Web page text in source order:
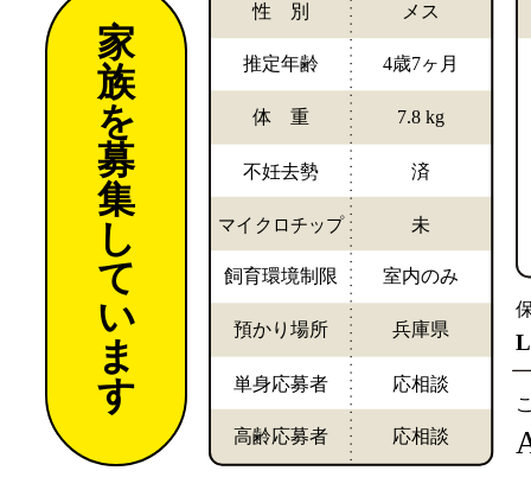
家
族
を
募
集
し
て
い
ま
す
性 別
推定年齢
体 重
不妊去勢
マイクロチップ
飼育環境制限
預かり場所
単身応募者
高齢応募者
メス
4歳7ヶ月
7.8 kg
済
未
室内のみ
兵庫県
応相談
応相談